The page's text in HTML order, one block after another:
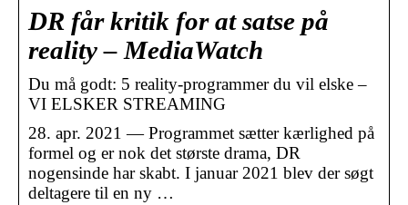
DR får kritik for at satse på
reality – MediaWatch
Du må godt: 5 reality-programmer du vil elske –
VI ELSKER STREAMING
28. apr. 2021 — Programmet sætter kærlighed på
formel og er nok det største drama, DR
nogensinde har skabt. I januar 2021 blev der søgt
deltagere til en ny …